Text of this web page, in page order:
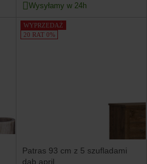
Wysyłamy w 24h
WYPRZEDAŻ
20 RAT 0%
Patras 93 cm z 5 szufladami
dąb april